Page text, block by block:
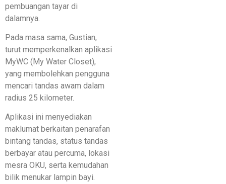
pembuangan tayar di
dalamnya.
Pada masa sama, Gustian,
turut memperkenalkan aplikasi
MyWC (My Water Closet),
yang membolehkan pengguna
mencari tandas awam dalam
radius 25 kilometer.
Aplikasi ini menyediakan
maklumat berkaitan penarafan
bintang tandas, status tandas
berbayar atau percuma, lokasi
mesra OKU, serta kemudahan
bilik menukar lampin bayi.